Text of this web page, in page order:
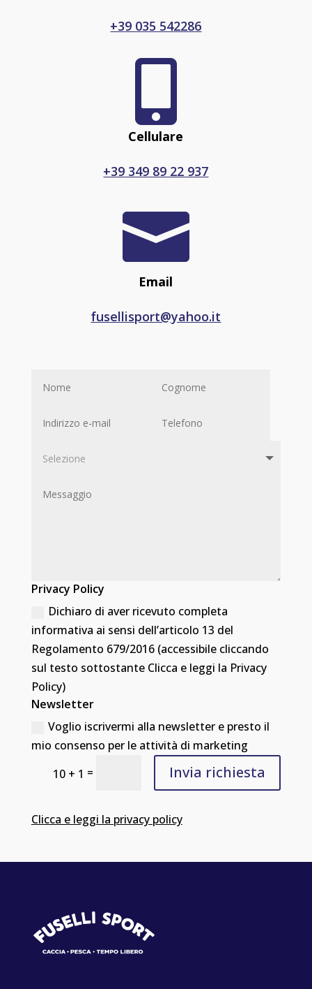
+39 035 542286

Cellulare
+39 349 89 22 937

Email
fusellisport@yahoo.it
Privacy Policy
Dichiaro di aver ricevuto completa
informativa ai sensi dell’articolo 13 del
Regolamento 679/2016 (accessibile cliccando
sul testo sottostante Clicca e leggi la Privacy
Policy)
Newsletter
Voglio iscrivermi alla newsletter e presto il
mio consenso per le attività di marketing
10 + 1 = Invia richiesta
Clicca e leggi la privacy policy